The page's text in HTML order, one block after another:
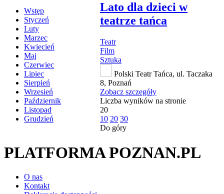
Wstęp
Styczeń
Luty
Marzec
Kwiecień
Maj
Czerwiec
Lipiec
Sierpień
Wrzesień
Październik
Listopad
Grudzień
Lato dla dzieci w
teatrze tańca
Teatr
Film
Sztuka
Polski Teatr Tańca, ul. Taczaka
8, Poznań
Zobacz szczegóły
Liczba wyników na stronie
20
10 20 30
Do góry
PLATFORMA POZNAN.PL
O nas
Kontakt